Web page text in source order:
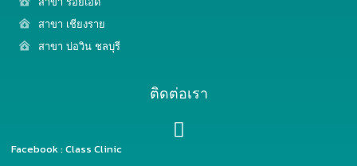
สาขา เชียงราย
สาขา บ่อวิน ชลบุรี
ติดต่อเรา
Facebook : Class Clinic